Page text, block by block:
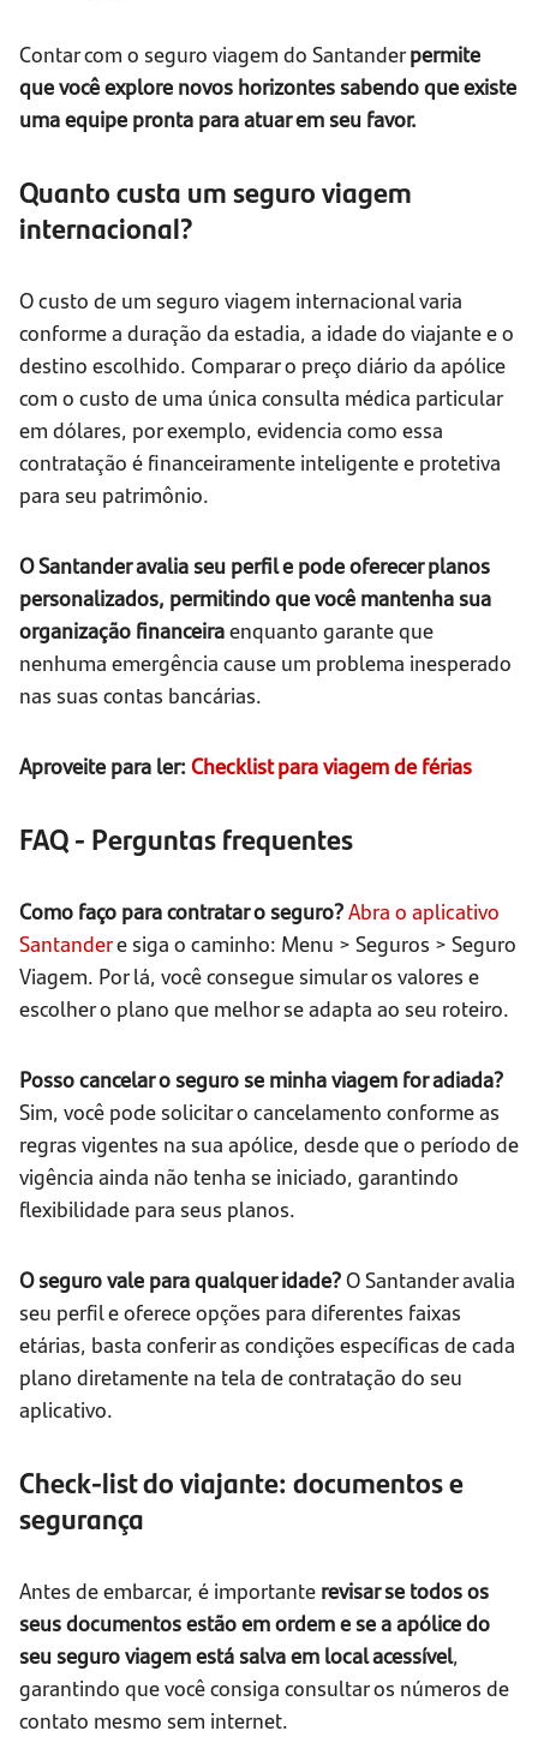
Contar com o seguro viagem do Santanderpermite
que você explore novos horizontes sabendo que existe
uma equipe pronta para atuar em seu favor.
Quanto custa um seguro viagem
internacional?
O custo de um seguro viagem internacional varia
conforme a duração da estadia, a idade do viajante e o
destino escolhido. Comparar o preço diário da apólice
com o custo de uma única consulta médica particular
em dólares, por exemplo, evidencia como essa
contratação é financeiramente inteligente e protetiva
para seu patrimônio.
O Santander avalia seu perfil e pode oferecer planos
personalizados, permitindo que você mantenha sua
organização financeiraenquanto garante que
nenhuma emergência cause um problema inesperado
nas suas contas bancárias.
Aproveite para ler: Checklist para viagem de férias
FAQ - Perguntas frequentes
Como faço para contratar o seguro?Abra o aplicativo
Santandere siga o caminho: Menu > Seguros > Seguro
Viagem. Por lá, você consegue simular os valores e
escolher o plano que melhor se adapta ao seu roteiro.
Posso cancelar o seguro se minha viagem for adiada?
Sim, você pode solicitar o cancelamento conforme as
regras vigentes na sua apólice, desde que o período de
vigência ainda não tenha se iniciado, garantindo
flexibilidade para seus planos.
O seguro vale para qualquer idade?O Santander avalia
seu perfil e oferece opções para diferentes faixas
etárias, basta conferir as condições específicas de cada
plano diretamente na tela de contratação do seu
aplicativo.
Check-list do viajante: documentos e
segurança
Antes de embarcar, é importante revisar se todos os
seus documentos estão em ordem e se a apólice do
seu seguro viagem está salva em local acessível,
garantindo que você consiga consultar os números de
contato mesmo sem internet.